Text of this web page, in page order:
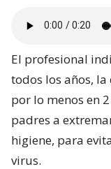
El profesional
todos los años,
por lo menos en
padres a
higiene, para
virus.